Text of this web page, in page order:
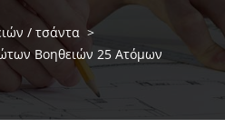
/ τσάντα >
Βοηθειών 25 Ατόμων